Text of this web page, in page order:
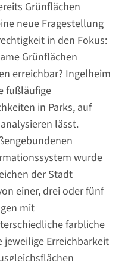
Grünflächen
neue Fragestellung
in den Fokus:
Grünflächen
erreichbar? Ingelheim
fußläufige
in Parks, auf
lässt.
wurde
der Stadt
einer, drei oder fünf
mit
farbliche
Erreichbarkeit